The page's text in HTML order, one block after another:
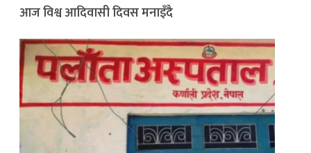
आज विश्व आदिवासी दिवस मनाइँदै